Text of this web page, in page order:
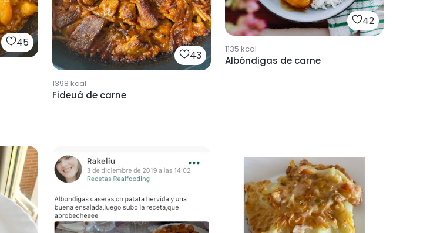
45
43
1398 kcal
Fideuá de carne
42
1135 kcal
Albóndigas de carne